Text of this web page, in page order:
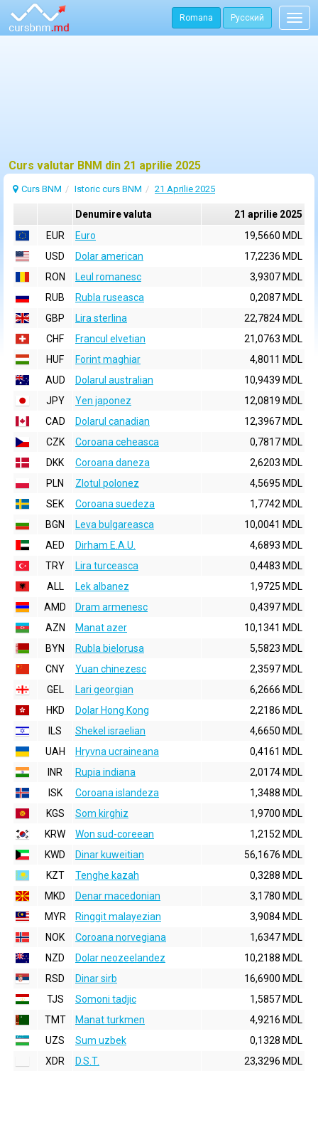
Romana Русский
Curs valutar BNM din 21 aprilie 2025
Curs BNM Istoric curs BNM 21 Aprilie 2025
Denumire valuta
21 aprilie 2025
EUR
Euro
19,5660 MDL
USD
Dolar american
17,2236 MDL
RON
Leul romanesc
3,9307 MDL
RUB
Rubla ruseasca
0,2087 MDL
GBP
Lira sterlina
22,7824 MDL
CHF
Francul elvetian
21,0763 MDL
HUF
Forint maghiar
4,8011 MDL
AUD
Dolarul australian
10,9439 MDL
JPY
Yen japonez
12,0819 MDL
CAD
Dolarul canadian
12,3967 MDL
CZK
Coroana ceheasca
0,7817 MDL
DKK
Coroana daneza
2,6203 MDL
PLN
Zlotul polonez
4,5695 MDL
SEK
Coroana suedeza
1,7742 MDL
BGN
Leva bulgareasca
10,0041 MDL
AED
Dirham E.A.U.
4,6893 MDL
TRY
Lira turceasca
0,4483 MDL
ALL
Lek albanez
1,9725 MDL
AMD
Dram armenesc
0,4397 MDL
AZN
Manat azer
10,1341 MDL
BYN
Rubla bielorusa
5,5823 MDL
CNY
Yuan chinezesc
2,3597 MDL
GEL
Lari georgian
6,2666 MDL
HKD
Dolar Hong Kong
2,2186 MDL
ILS
Shekel israelian
4,6650 MDL
UAH
Hryvna ucraineana
0,4161 MDL
INR
Rupia indiana
2,0174 MDL
ISK
Coroana islandeza
1,3488 MDL
KGS
Som kirghiz
1,9700 MDL
KRW
Won sud-coreean
1,2152 MDL
KWD
Dinar kuweitian
56,1676 MDL
KZT
Tenghe kazah
0,3288 MDL
MKD
Denar macedonian
3,1780 MDL
MYR
Ringgit malayezian
3,9084 MDL
NOK
Coroana norvegiana
1,6347 MDL
NZD
Dolar neozeelandez
10,2188 MDL
RSD
Dinar sirb
16,6900 MDL
TJS
Somoni tadjic
1,5857 MDL
TMT
Manat turkmen
4,9216 MDL
UZS
Sum uzbek
0,1328 MDL
XDR
D.S.T. 23,3296 MDL